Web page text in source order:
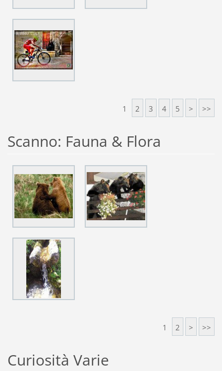
1 2 3 4 5 > >>
Scanno: Fauna & Flora
1 2 > >>
Curiosità Varie